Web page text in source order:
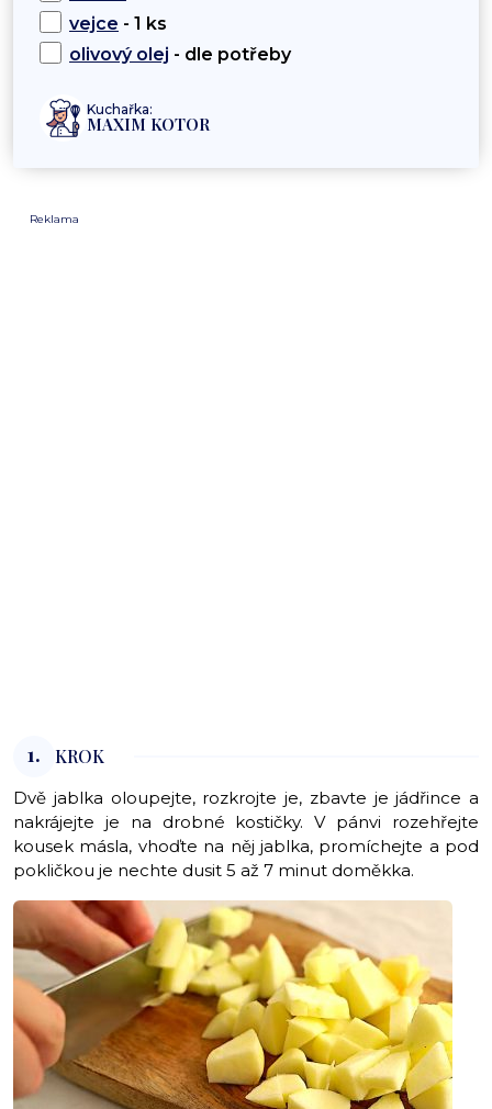
vejce - 1 ks
olivový olej - dle potřeby
Kuchařka:
MAXIM KOTOR
Reklama
1. KROK
Dvě jablka oloupejte, rozkrojte je, zbavte je jádřince a
nakrájejte je na drobné kostičky. V pánvi rozehřejte
kousek másla, vhoďte na něj jablka, promíchejte a pod
pokličkou je nechte dusit 5 až 7 minut doměkka.